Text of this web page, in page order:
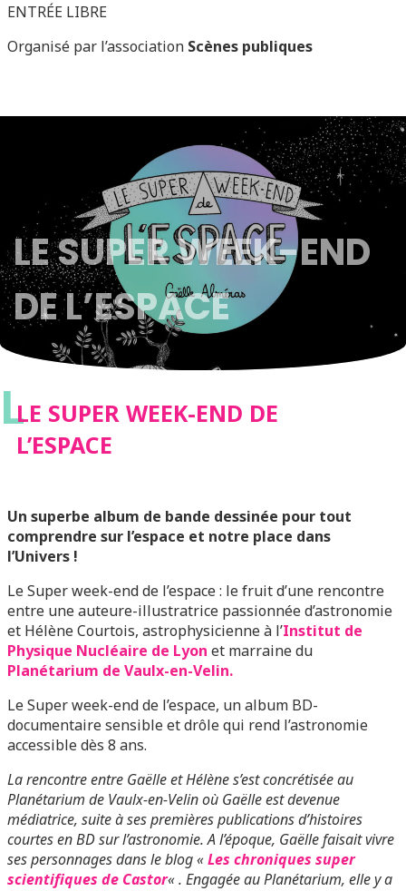
ENTRÉE LIBRE
Organisé par l’association Scènes publiques
LE SUPER WEEK-END
DE L’ESPACE
LLE SUPER WEEK-END DE
L’ESPACE
Un superbe album de bande dessinée pour tout
comprendre sur l’espace et notre place dans
l’Univers !
Le Super week-end de l’espace : le fruit d’une rencontre
entre une auteure-illustratrice passionnée d’astronomie
et Hélène Courtois, astrophysicienne à l’Institut de
Physique Nucléaire de Lyon et marraine du
Planétarium de Vaulx-en-Velin.
Le Super week-end de l’espace, un album BD-
documentaire sensible et drôle qui rend l’astronomie
accessible dès 8 ans.
La rencontre entre Gaëlle et Hélène s’est concrétisée au
Planétarium de Vaulx-en-Velin où Gaëlle est devenue
médiatrice, suite à ses premières publications d’histoires
courtes en BD sur l’astronomie. A l’époque, Gaëlle faisait vivre
ses personnages dans le blog «Les chroniques super
scientifiques de Castor« . Engagée au Planétarium, elle y a